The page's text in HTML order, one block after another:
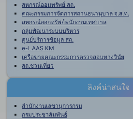
สหกรณ์ออมทรัพย์ สถ.
คณะกรรมการจัดการสถานธนานุบาล จ.ส.ท.
สหกรณ์ออกทรัพย์พนักงานเทศบาล
กลุ่มพัฒนาระบบบริหาร
ศูนย์บริการข้อมูล สถ.
e-LAAS KM
เครือข่ายคณะกรรมการตรวจสอบทางวินัย
สถ.ชวนเที่ยว
ลิงค์น่าสนใจ
สำนักงานเลขานุการกรม
กรมประชาสัมพันธ์